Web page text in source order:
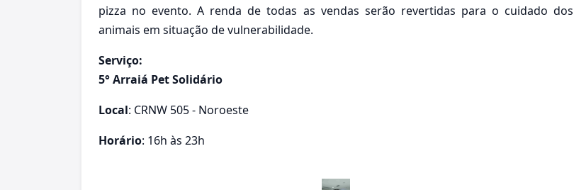
pizza no evento. A renda de todas as vendas serão revertidas para o cuidado dos
animais em situação de vulnerabilidade.
Serviço:
5° Arraiá Pet Solidário
Local: CRNW 505 - Noroeste
Horário: 16h às 23h